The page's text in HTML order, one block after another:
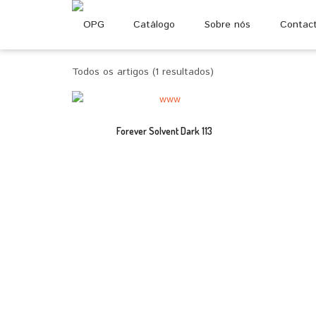
Catálogo Sobre nós
Todos os artigos (1 resultados)
Forever Solvent Dark 113